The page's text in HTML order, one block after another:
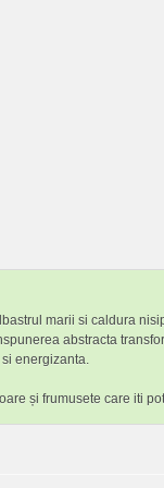
marii si caldura
abstracta
energizanta.
și frumusete care iti